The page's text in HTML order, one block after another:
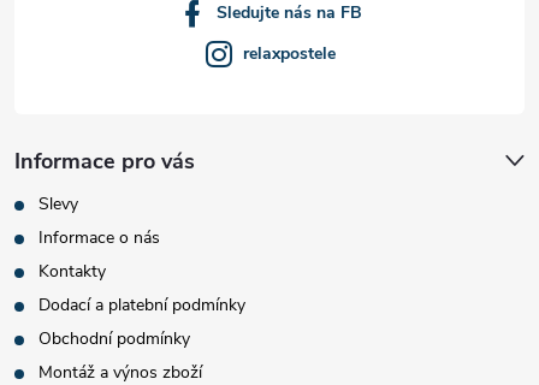
Sledujte nás na FB
relaxpostele
Informace pro vás
Slevy
Informace o nás
Kontakty
Dodací a platební podmínky
Obchodní podmínky
Montáž a výnos zboží